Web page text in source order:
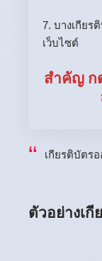
7. บางเกียร
เว็บไซต์
สำคัญ ก
เกียรติบัตร
ตัวอย่างเกี